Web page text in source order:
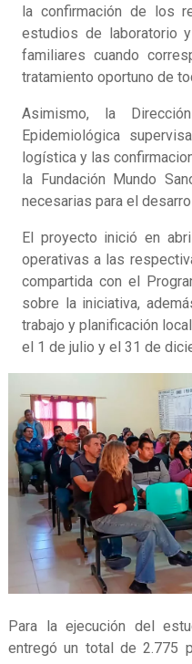
la confirmación de los
estudios de laboratorio
familiares cuando
tratamiento oportuno de
Asimismo, la
Epidemiológica
logística y las
la Fundación Mundo
necesarias para el
El proyecto inició en
operativas a las
compartida con el
sobre la iniciativa,
trabajo y planificación
el 1 de julio y el 31 de
Para la ejecución del
entregó un total de 2.775